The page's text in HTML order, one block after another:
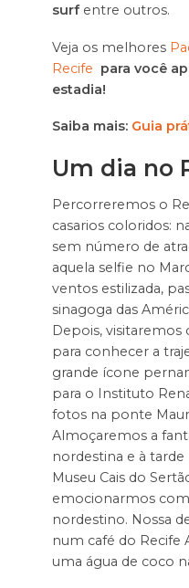
surf entre outros.
Veja os melhores
Recife para você
estadia!
Saiba mais: Guia
Um dia no
Percorreremos o
casarios coloridos:
sem número de
aquela selfie no
ventos estilizada,
sinagoga das
Depois, visitaremos
para conhecer a
grande ícone
para o Instituto
fotos na ponte
Almoçaremos a
nordestina e à
Museu Cais do
emocionarmos
nordestino. Nossa
num café do Recife
uma água de coco